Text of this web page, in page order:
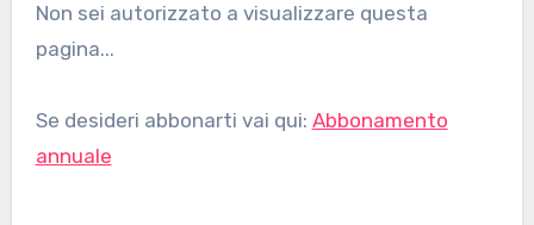
Non sei autorizzato a visualizzare questa
pagina...
Se desideri abbonarti vai qui: Abbonamento
annuale